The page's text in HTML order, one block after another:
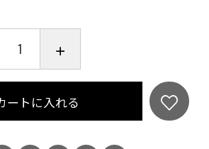
やし担担麺の青龍」のセットで
しい中細麺です。
の味をそのまま』お楽しみくだ
ートに入れる